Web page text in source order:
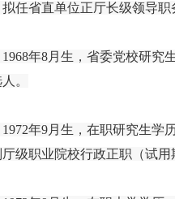
任省直单位正厅长级领导职
1968年8月生，省委党校研究
。
年9月生，在职研究生
级职业院校行政正职（试用